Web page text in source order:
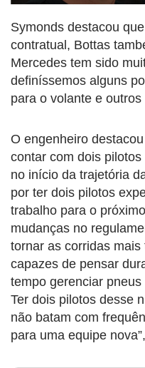
Symonds destacou
contratual, Bottas
Mercedes tem sido
definíssemos alguns
para o volante e
O engenheiro
contar com dois
no início da trajetória
por ter dois pilotos
trabalho para o
mudanças no
tornar as corridas
capazes de pensar
tempo gerenciar
Ter dois pilotos desse
não batam com
para uma equipe